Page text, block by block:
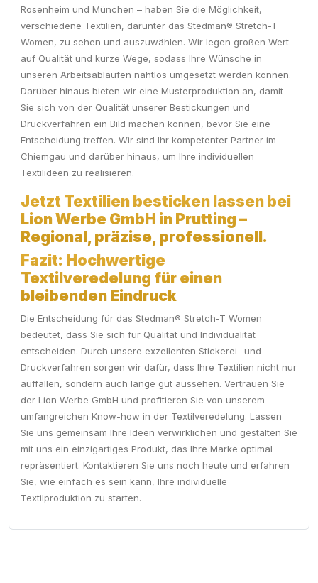
Rosenheim und München – haben Sie die Möglichkeit,
verschiedene Textilien, darunter das Stedman® Stretch-T
Women, zu sehen und auszuwählen. Wir legen großen Wert
auf Qualität und kurze Wege, sodass Ihre Wünsche in
unseren Arbeitsabläufen nahtlos umgesetzt werden können.
Darüber hinaus bieten wir eine Musterproduktion an, damit
Sie sich von der Qualität unserer Bestickungen und
Druckverfahren ein Bild machen können, bevor Sie eine
Entscheidung treffen. Wir sind Ihr kompetenter Partner im
Chiemgau und darüber hinaus, um Ihre individuellen
Textilideen zu realisieren.
Jetzt Textilien besticken lassen bei
Lion Werbe GmbH in Prutting –
Regional, präzise, professionell.
Fazit: Hochwertige
Textilveredelung für einen
bleibenden Eindruck
Die Entscheidung für das Stedman® Stretch-T Women
bedeutet, dass Sie sich für Qualität und Individualität
entscheiden. Durch unsere exzellenten Stickerei- und
Druckverfahren sorgen wir dafür, dass Ihre Textilien nicht nur
auffallen, sondern auch lange gut aussehen. Vertrauen Sie
der Lion Werbe GmbH und profitieren Sie von unserem
umfangreichen Know-how in der Textilveredelung. Lassen
Sie uns gemeinsam Ihre Ideen verwirklichen und gestalten Sie
mit uns ein einzigartiges Produkt, das Ihre Marke optimal
repräsentiert. Kontaktieren Sie uns noch heute und erfahren
Sie, wie einfach es sein kann, Ihre individuelle
Textilproduktion zu starten.